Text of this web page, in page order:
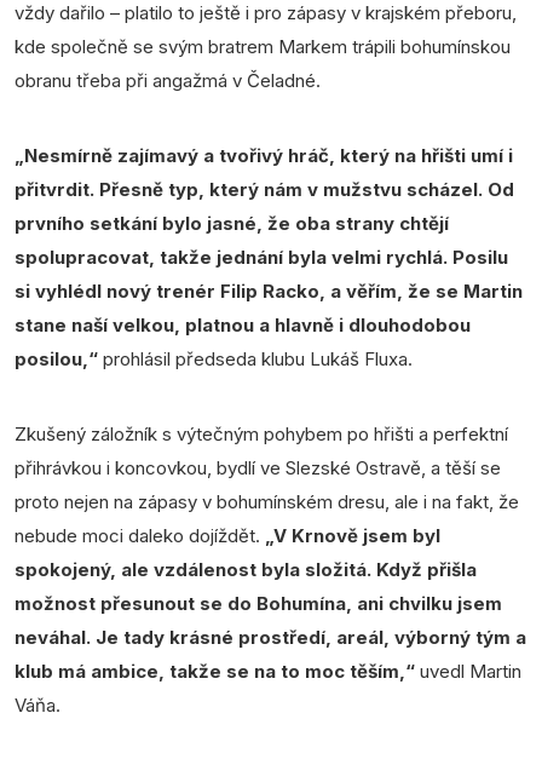
vždy dařilo – platilo to ještě i pro zápasy v krajském přeboru,
kde společně se svým bratrem Markem trápili bohumínskou
obranu třeba při angažmá v Čeladné.
„Nesmírně zajímavý a tvořivý hráč, který na hřišti umí i
přitvrdit. Přesně typ, který nám v mužstvu scházel. Od
prvního setkání bylo jasné, že oba strany chtějí
spolupracovat, takže jednání byla velmi rychlá. Posilu
si vyhlédl nový trenér Filip Racko, a věřím, že se Martin
stane naší velkou, platnou a hlavně i dlouhodobou
posilou,“ prohlásil předseda klubu Lukáš Fluxa.
Zkušený záložník s výtečným pohybem po hřišti a perfektní
přihrávkou i koncovkou, bydlí ve Slezské Ostravě, a těší se
proto nejen na zápasy v bohumínském dresu, ale i na fakt, že
nebude moci daleko dojíždět. „V Krnově jsem byl
spokojený, ale vzdálenost byla složitá. Když přišla
možnost přesunout se do Bohumína, ani chvilku jsem
neváhal. Je tady krásné prostředí, areál, výborný tým a
klub má ambice, takže se na to moc těším,“ uvedl Martin
Váňa.